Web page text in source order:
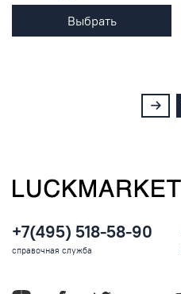
Выбрать
+7(495) 518-58-90
справочная служба